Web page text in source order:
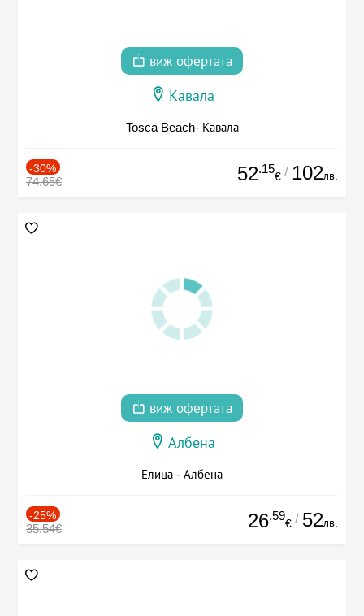
виж офертата
Кавала
Tosca Beach- Кавала
-30%
74.65€ 52.15
€ / 102лв.
виж офертата
Албена
Елица - Албена
-25%
35.54€ 26.59
€ / 52лв.